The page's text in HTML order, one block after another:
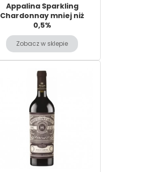
Appalina Sparkling
Chardonnay mniej niż
0,5%
Zobacz w sklepie